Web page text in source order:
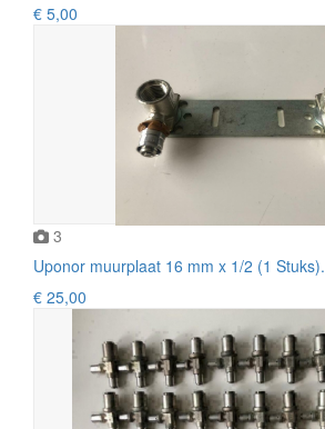
€ 5,00
3
Uponor muurplaat 16 mm x 1/2 (1 Stuks).
€ 25,00